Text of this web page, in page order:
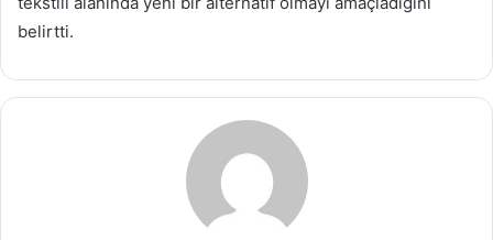
belirtti.